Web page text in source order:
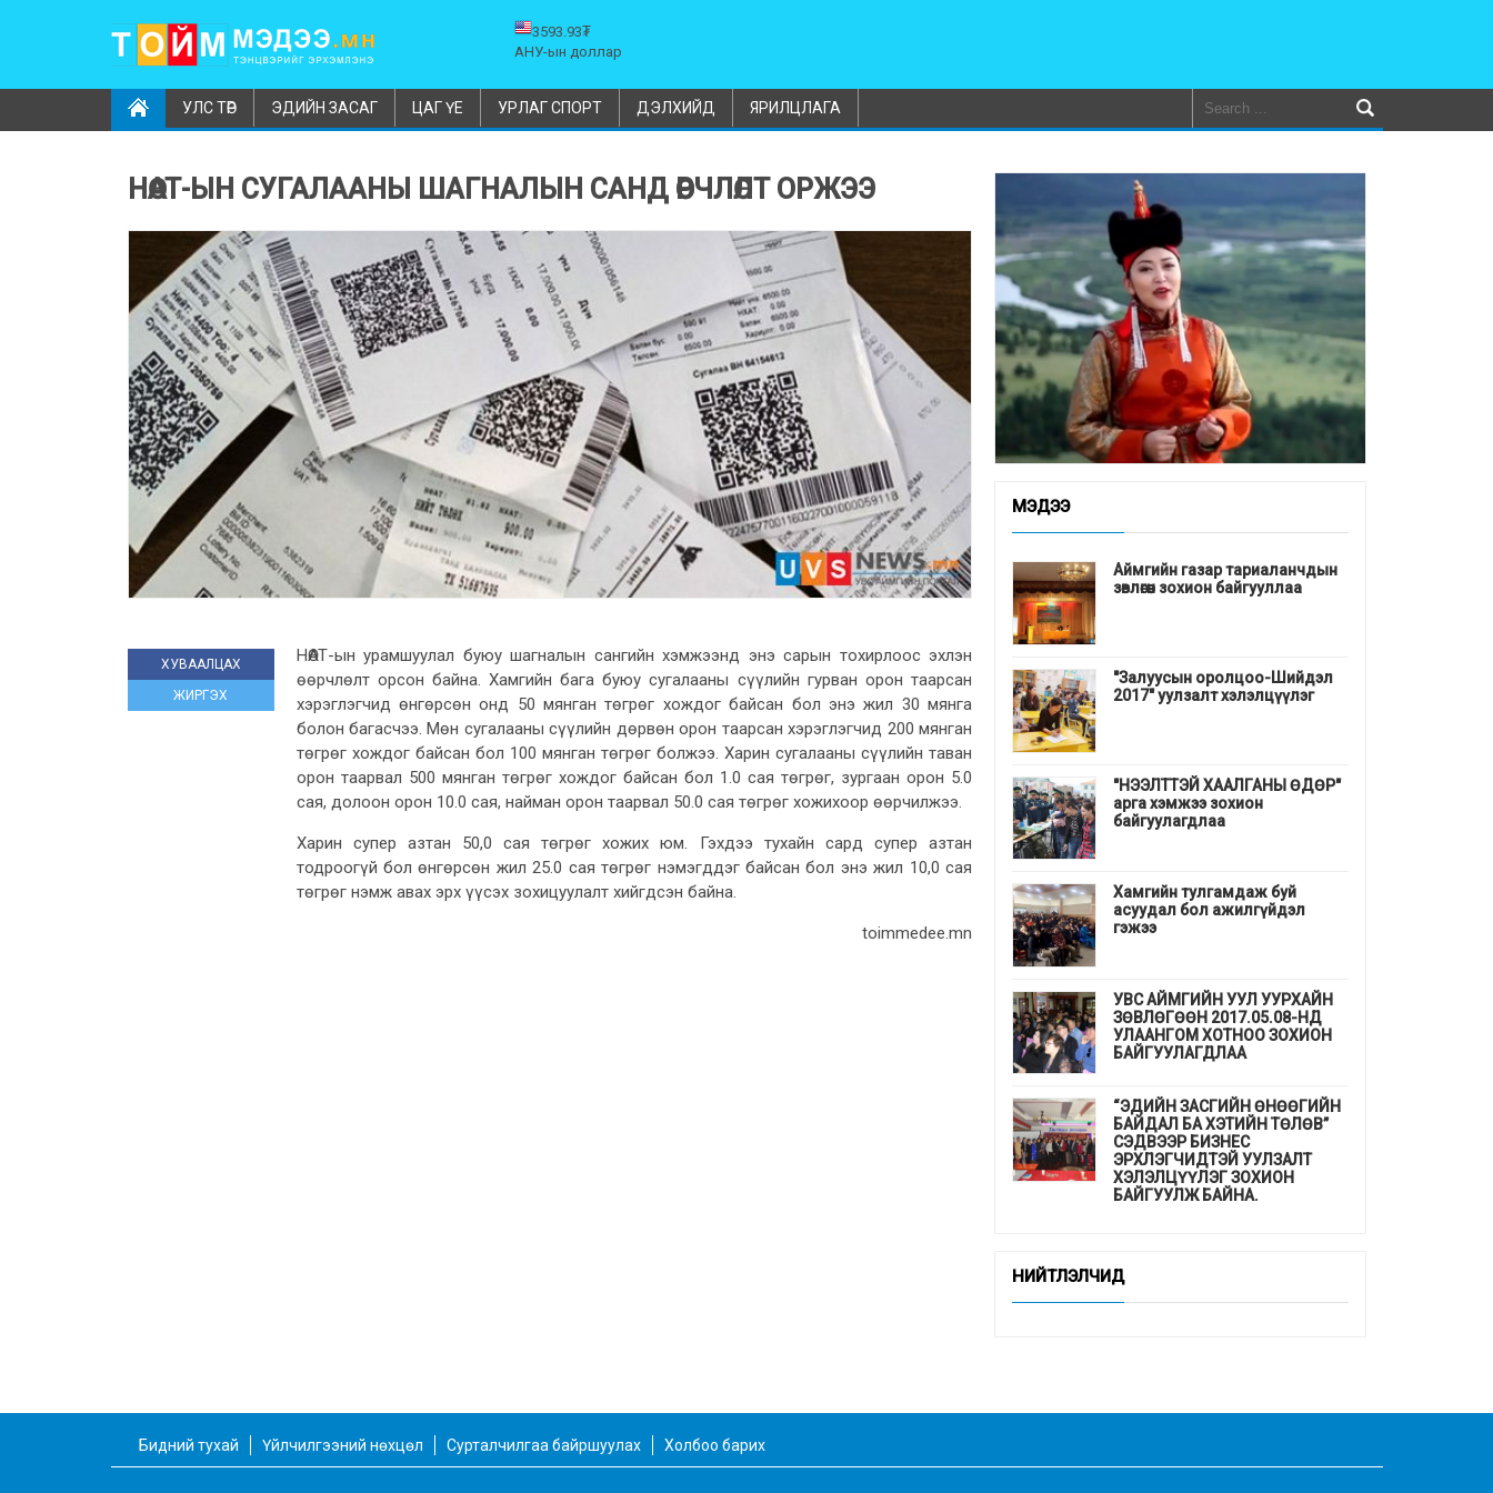
3593.93₮
АНУ-ын доллар
УЛС ТӨР ЭДИЙН ЗАСАГ ЦАГ ҮЕ УРЛАГ СПОРТ ДЭЛХИЙД ЯРИЛЦЛАГА
МЭДЭЭ
Аймгийн газар тариаланчдын
зөвлөгөөн зохион байгууллаа
"Залуусын оролцоо-Шийдэл
2017" уулзалт хэлэлцүүлэг
"НЭЭЛТТЭЙ ХААЛГАНЫ ӨДӨР"
арга хэмжээ зохион
байгуулагдлаа
Хамгийн тулгамдаж буй
асуудал бол ажилгүйдэл
гэжээ
УВС АЙМГИЙН УУЛ УУРХАЙН
ЗӨВЛӨГӨӨН 2017.05.08-НД
УЛААНГОМ ХОТНОО ЗОХИОН
БАЙГУУЛАГДЛАА
“ЭДИЙН ЗАСГИЙН ӨНӨӨГИЙН
БАЙДАЛ БА ХЭТИЙН ТӨЛӨВ”
СЭДВЭЭР БИЗНЕС
ЭРХЛЭГЧИДТЭЙ УУЛЗАЛТ
ХЭЛЭЛЦҮҮЛЭГ ЗОХИОН
БАЙГУУЛЖ БАЙНА.
сануулав
НИЙТЛЭЛЧИД
НӨАТ-ЫН СУГАЛААНЫ ШАГНАЛЫН САНД ӨӨРЧЛӨЛТ ОРЖЭЭ
ХУВААЛЦАХ
ЖИРГЭХ
НӨАТ-ын урамшуулал буюу шагналын сангийн хэмжээнд энэ сарын тохирлоос эхлэн
өөрчлөлт орсон байна. Хамгийн бага буюу сугалааны сүүлийн гурван орон таарсан
хэрэглэгчид өнгөрсөн онд 50 мянган төгрөг хождог байсан бол энэ жил 30 мянга
болон багасчээ. Мөн сугалааны сүүлийн дөрвөн орон таарсан хэрэглэгчид 200 мянган
төгрөг хождог байсан бол 100 мянган төгрөг болжээ. Харин сугалааны сүүлийн таван
орон таарвал 500 мянган төгрөг хождог байсан бол 1.0 сая төгрөг, зургаан орон 5.0
сая, долоон орон 10.0 сая, найман орон таарвал 50.0 сая төгрөг хожихоор өөрчилжээ.
Харин супер азтан 50,0 сая төгрөг хожих юм. Гэхдээ тухайн сард супер азтан
тодроогүй бол өнгөрсөн жил 25.0 сая төгрөг нэмэгддэг байсан бол энэ жил 10,0 сая
төгрөг нэмж авах эрх үүсэх зохицуулалт хийгдсэн байна.
toimmedee.mn
Бидний тухай Үйлчилгээний нөхцөл Сурталчилгаа байршуулах Холбоо барих